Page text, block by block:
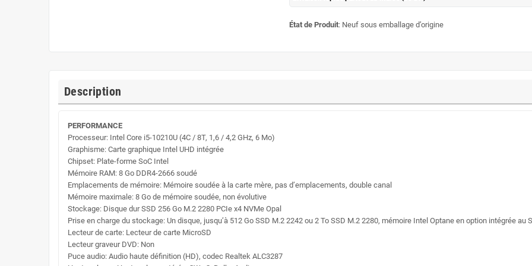
État de Produit: Neuf sous emballage d’origine
Description
PERFORMANCE
Processeur: Intel Core i5-10210U (4C / 8T, 1,6 / 4,2 GHz, 6 Mo)
Graphisme: Carte graphique Intel UHD intégrée
Chipset: Plate-forme SoC Intel
Mémoire RAM: 8 Go DDR4-2666 soudé
Emplacements de mémoire: Mémoire soudée à la carte mère, pas d’emplacements, double canal
Mémoire maximale: 8 Go de mémoire soudée, non évolutive
Stockage: Disque dur SSD 256 Go M.2 2280 PCIe x4 NVMe Opal
Prise en charge du stockage: Un disque, jusqu’à 512 Go SSD M.2 2242 ou 2 To SSD M.2 2280, mémoire Intel Optane en option intégrée au
Lecteur de carte: Lecteur de carte MicroSD
Lecteur graveur DVD: Non
Puce audio: Audio haute définition (HD), codec Realtek ALC3287